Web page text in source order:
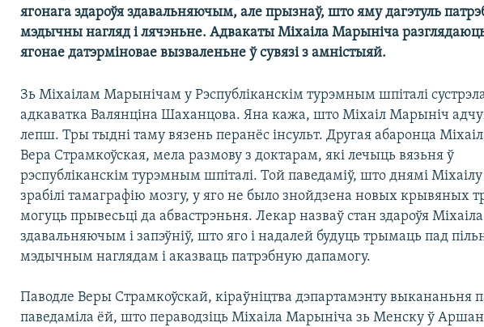
ягонага здароўя здавальняючым, але прызнаў, што яму дагэтуль
мэдычны нагляд і лячэньне. Адвакаты Міхаіла Марыніча
ягонае датэрміновае вызваленьне ў сувязі з амністыяй.
Зь Міхаілам Марынічам у Рэспубліканскім турэмным шпіталі
адкаватка Валянціна Шаханцова. Яна кажа, што Міхаіл Марыніч
лепш. Тры тыдні таму вязень перанёс інсульт. Другая абаронца
Вера Страмкоўская, мела размову з доктарам, які лечыць вязьня ў
рэспубліканскім турэмным шпіталі. Той паведаміў, што днямі
зрабілі тамаграфію мозгу, у яго не было знойдзена новых крывяных
могуць прывесьці да абвастрэньня. Лекар назваў стан здароўя
здавальняючым і запэўніў, што яго і надалей будуць трымаць пад
мэдычным наглядам і аказваць патрэбную дапамогу.
Паводле Веры Страмкоўскай, кіраўніцтва дэпартамэнту выкананьня
паведаміла ёй, што пераводзіць Міхаіла Марыніча зь Менску ў